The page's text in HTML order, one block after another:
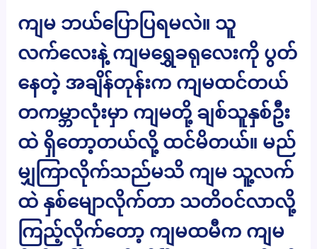
ကျမ ဘယ်ပြောပြရမလဲ။ သူ
လက်လေးနဲ့ ကျမရွှေခရုလေးကို ပွတ်
နေတဲ့ အချိန်တုန်းက ကျမထင်တယ်
တကမ္ဘာလုံးမှာ ကျမတို့ ချစ်သူနှစ်ဦး
ထဲ ရှိတော့တယ်လို့ ထင်မိတယ်။ မည်
မျှကြာလိုက်သည်မသိ ကျမ သူ့လက်
ထဲ နှစ်မျောလိုက်တာ သတိဝင်လာလို့
ကြည့်လိုက်တော့ ကျမထမီက ကျမ